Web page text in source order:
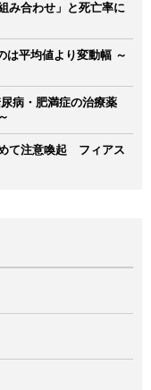
み合わせ」と死亡率に
は平均値より変動幅 ～
病・肥満症の治療薬
て注意喚起 フィアス